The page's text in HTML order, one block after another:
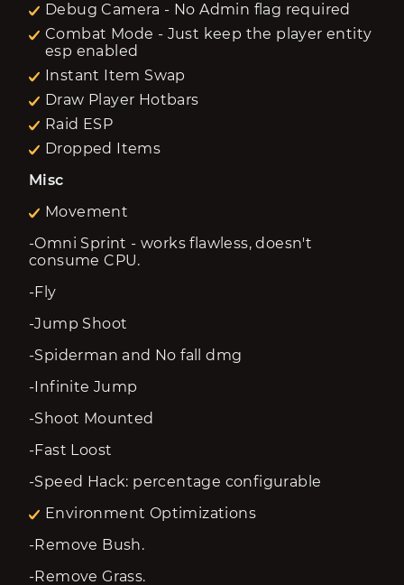
Debug Camera - No Admin flag required
Combat Mode - Just keep the player entity
esp enabled
Instant Item Swap
Draw Player Hotbars
Raid ESP
Dropped Items
Misc
Movement
-Omni Sprint - works flawless, doesn't
consume CPU.
-Fly
-Jump Shoot
-Spiderman and No fall dmg
-Infinite Jump
-Shoot Mounted
-Fast Loost
-Speed Hack: percentage configurable
Environment Optimizations
-Remove Bush.
-Remove Grass.